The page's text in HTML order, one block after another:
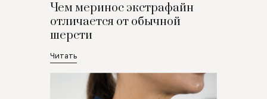
Чем меринос экстрафайн
отличается от обычной
шерсти
Читать